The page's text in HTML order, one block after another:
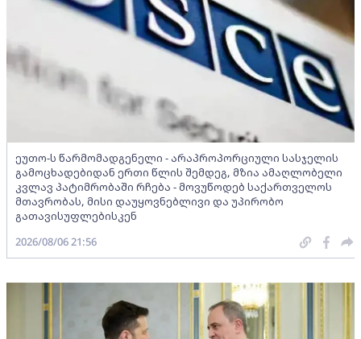
ეუთო-ს წარმომადგენელი - არაპროპორციული სასჯელის
გამოცხადებიდან ერთი წლის შემდეგ, მზია ამაღლობელი
კვლავ პატიმრობაში რჩება - მოვუწოდებ საქართველოს
მთავრობას, მისი დაუყოვნებლივი და უპირობო
გათავისუფლებისკენ
2026/08/06 21:56